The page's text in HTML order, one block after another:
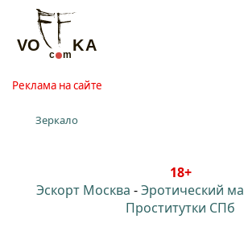
Реклама на сайте
Зеркало
18+
Эскорт Москва -Эротический
Проститутки СПб